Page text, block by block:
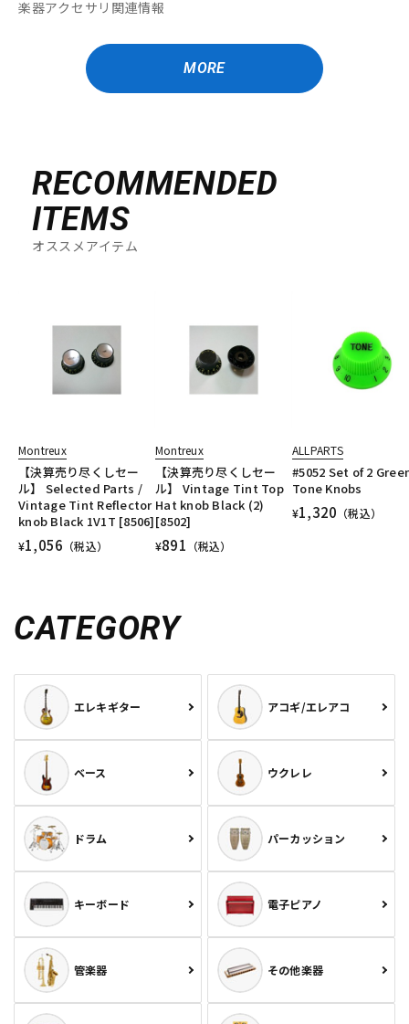
楽器アクセサリ関連情報
MORE
RECOMMENDED
ITEMS
オススメアイテム
Montreux
【決算売り尽くしセー
ル】 Selected Parts /
Vintage Tint Reflector
knob Black 1V1T [8506]
¥1,056 （税込）
Montreux
【決算売り尽くしセー
ル】 Vintage Tint Top
Hat knob Black (2)
[8502]
¥891 （税込）
ALLPARTS
#5052 Set of 2
Tone Knobs
¥1,320 （税込）
CATEGORY
エレキギター アコギ/エレアコ
ベース ウクレレ
ドラム パーカッション
キーボード 電子ピアノ
管楽器 その他楽器